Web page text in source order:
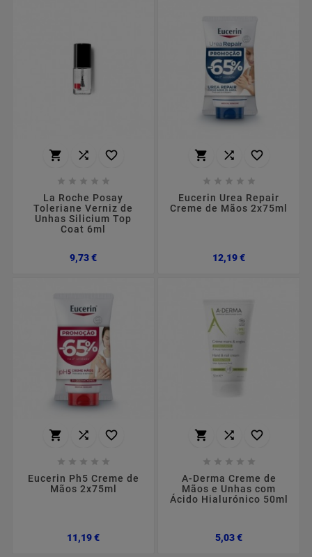
  
    
La Roche Posay
Toleriane Verniz de
Unhas Silicium Top
Coat 6ml
9,73 €Preço
  
    
Eucerin Urea Repair
Creme de Mãos 2x75ml
12,19 €Preço
  
    
Eucerin Ph5 Creme de
Mãos 2x75ml
11,19 €Preço
  
    
A-Derma Creme de
Mãos e Unhas com
Ácido Hialurónico 50ml
5,03 €Preço